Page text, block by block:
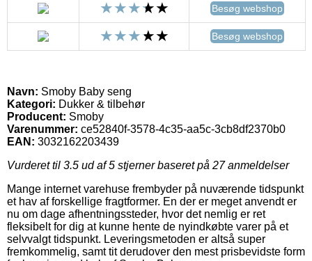
Besøg webshop
Besøg webshop
Navn: Smoby Baby seng
Kategori: Dukker & tilbehør
Producent: Smoby
Varenummer: ce52840f-3578-4c35-aa5c-3cb8df2370b0
EAN: 3032162203439
Vurderet til 3.5 ud af 5 stjerner baseret på 27anmeldelser
Mange internet varehuse frembyder på nuværende tidspunkt
et hav af forskellige fragtformer. En der er meget anvendt er
nu om dage afhentningssteder, hvor det nemlig er ret
fleksibelt for dig at kunne hente de nyindkøbte varer på et
selvvalgt tidspunkt. Leveringsmetoden er altså super
fremkommelig, samt tit derudover den mest prisbevidste form